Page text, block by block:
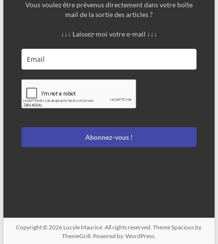
Vous voulez être prévenus directement dans votre boîte
mail de la sortie des articles ?
↓↓↓ Laissez-moi votre e-mail ↓↓↓
Abonnez-vous !
Copyright © 2026 Lucyle Maurice. All rights reserved. ThemeSpacious by
ThemeGrill. Powered by:WordPress.